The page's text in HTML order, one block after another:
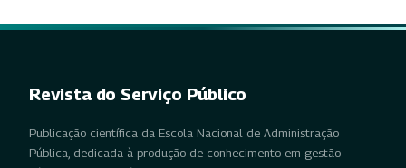
Revista do Serviço Público
Publicação científica da Escola Nacional de Administração
Pública, dedicada à produção de conhecimento em gestão